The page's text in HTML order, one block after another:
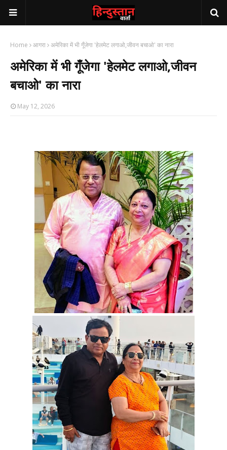
Home आगरा अमेरिका में भी गूँजेगा 'हेलमेट लगाओ,जीवन बचाओ' का नारा
अमेरिका में भी गूँजेगा 'हेलमेट लगाओ,जीवन
बचाओ' का नारा
May 12, 2026